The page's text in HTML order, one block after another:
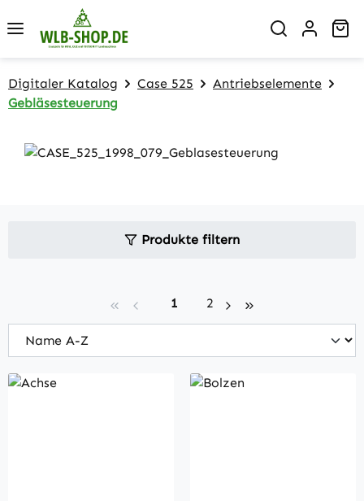
Zum Hauptinhalt springen
Digitaler Katalog Case 525
Antriebselemente
Gebläsesteuerung
Produkte filtern
Seite
1 Seite
2